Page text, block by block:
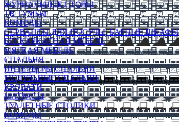
ЖУРНАЛЬНЫЕ СТОЛЫ
ТВ ТУМБЫ
КОМОДЫ
СЕРВАНТЫ ДЛЯ ПОСУДЫ, БАРНЫЕ ШКАФЫ
БЕСКАРКАСНАЯ МЕБЕЛЬ
МЯГКАЯ МЕБЕЛЬ
СПАЛЬНЯ
ИНТЕРЬЕРЫ СПАЛЬНИ
МОДУЛЬНЫЕ СПАЛЬНИ
КРОВАТИ
МАТРАСЫ
ТУАЛЕТНЫЕ СТОЛИКИ
КОМОДЫ